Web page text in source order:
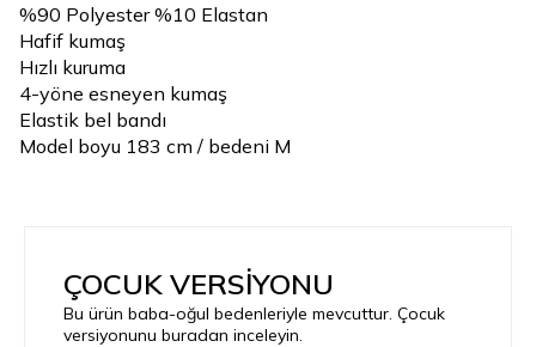
%90 Polyester %10 Elastan
Hafif kumaş
Hızlı kuruma
4-yöne esneyen kumaş
Elastik bel bandı
Model boyu 183 cm / bedeni M
ÇOCUK VERSİYONU
Bu ürün baba-oğul bedenleriyle mevcuttur. Çocuk
versiyonunu buradan inceleyin.